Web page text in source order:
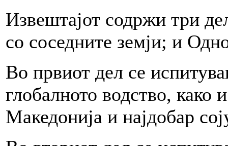
Извештајот содржи три
со соседните земји; и
Во првиот дел се
глобалното водство, како
Македонија и најдобар